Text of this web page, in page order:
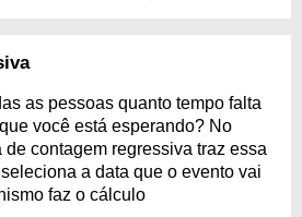
as pessoas quanto tempo falta
você está esperando? No
de contagem regressiva traz essa
a data que o evento vai
faz o cálculo